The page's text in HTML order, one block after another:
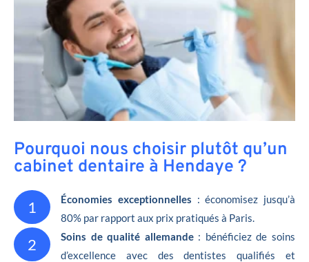
Pourquoi nous choisir plutôt qu’un
cabinet dentaire à Hendaye ?
1 Économies exceptionnelles : économisez jusqu’à
80% par rapport aux prix pratiqués à Paris.
2 Soins de qualité allemande: bénéficiez de soins
d’excellence avec des dentistes qualifiés et